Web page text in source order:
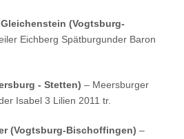
(Vogtsburg-
Eichberg Spätburgunder Baron
- Stetten) – Meersburger
Isabel 3 Lilien 2011 tr.
(Vogtsburg-Bischoffingen) –